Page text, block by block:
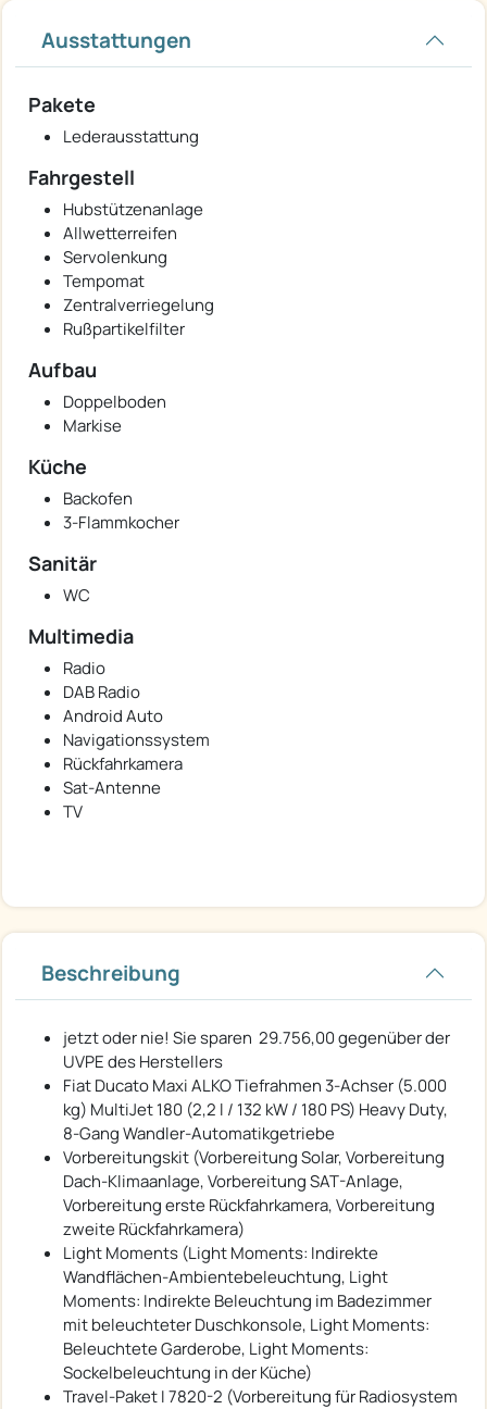
Ausstattungen
Pakete
Lederausstattung
Fahrgestell
Hubstützenanlage
Allwetterreifen
Servolenkung
Tempomat
Zentralverriegelung
Rußpartikelfilter
Aufbau
Doppelboden
Markise
Küche
Backofen
3-Flammkocher
Sanitär
WC
Multimedia
Radio
DAB Radio
Android Auto
Navigationssystem
Rückfahrkamera
Sat-Antenne
TV
Beschreibung
jetzt oder nie! Sie sparen  29.756,00 gegenüber der
UVPE des Herstellers
Fiat Ducato Maxi ALKO Tiefrahmen 3-Achser (5.000
kg) MultiJet 180 (2,2 l / 132 kW / 180 PS) Heavy Duty,
8-Gang Wandler-Automatikgetriebe
Vorbereitungskit (Vorbereitung Solar, Vorbereitung
Dach-Klimaanlage, Vorbereitung SAT-Anlage,
Vorbereitung erste Rückfahrkamera, Vorbereitung
zweite Rückfahrkamera)
Light Moments (Light Moments: Indirekte
Wandflächen-Ambientebeleuchtung, Light
Moments: Indirekte Beleuchtung im Badezimmer
mit beleuchteter Duschkonsole, Light Moments:
Beleuchtete Garderobe, Light Moments:
Sockelbeleuchtung in der Küche)
Travel-Paket I 7820-2 (Vorbereitung für Radiosystem